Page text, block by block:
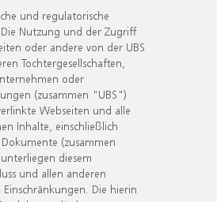
und regulatorische
Nutzung und der Zugriff
oder andere von der UBS
Tochtergesellschaften,
oder
(zusammen "UBS")
Webseiten und alle
Inhalte, einschließlich
(zusammen
diesem
und allen anderen
Die hierin